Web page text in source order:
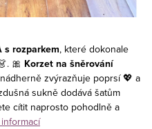
s rozparkem, které dokonale
🎀 Korzet na šněrování
zvýrazňuje poprsí 💖 a
sukně dodává šatům
cítit naprosto pohodlně a